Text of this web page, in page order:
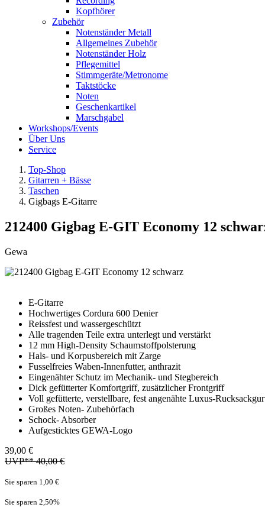
Kopfhörer
Zubehör
Notenständer Metall
Allgemeines Zubehör
Notenständer Holz
Pflegemittel
Stimmgeräte/Metronome
Taktstöcke
Noten
Geschenkartikel
Marschgabel
Workshops/Events
Über Uns
Service
Top-Shop
Gitarren + Bässe
Taschen
Gigbags E-Gitarre
212400 Gigbag E-GIT Economy 12
Gewa
E-Gitarre
Hochwertiges Cordura 600 Denier
Reissfest und wassergeschützt
Alle tragenden Teile extra unterlegt und verstärkt
12 mm High-Density Schaumstoffpolsterung
Hals- und Korpusbereich mit Zarge
Fusselfreies Waben-Innenfutter, anthrazit
Eingenähter Schutz im Mechanik- und Stegbereich
Dick gefütterter Komfortgriff, zusätzlicher Frontgriff
Voll gefütterte, verstellbare, fest angenähte Luxus-
Großes Noten- Zubehörfach
Schock- Absorber
Aufgesticktes GEWA-Logo
39,00 €
UVP** 40,00 €
Sie sparen 1,00 €
Sie sparen 2,50%